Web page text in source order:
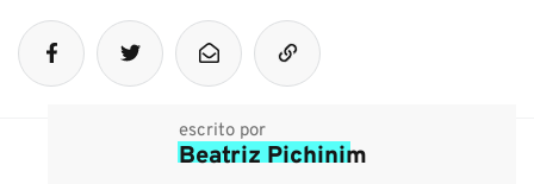
escrito por
Beatriz Pichinim